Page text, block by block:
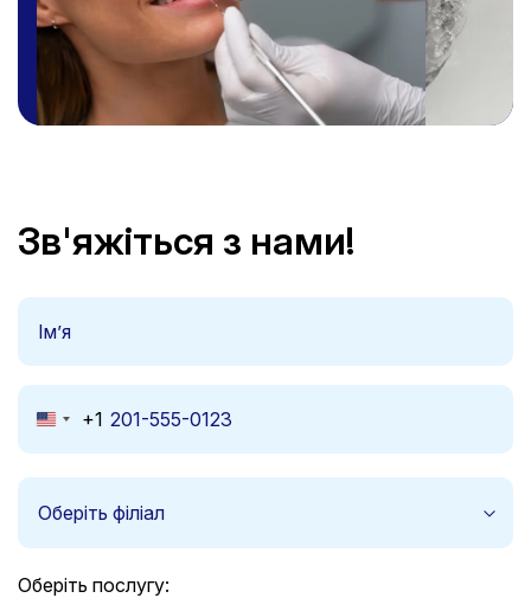
Зв'яжіться з нами!
United
+1
Оберіть філіал
Оберіть послугу: